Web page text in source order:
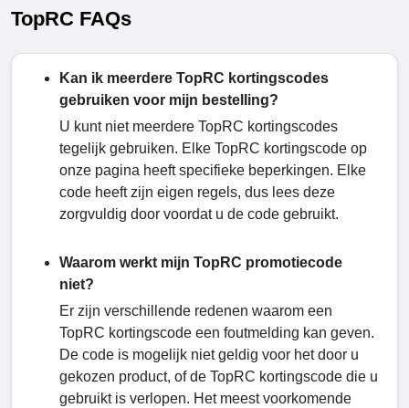
TopRC FAQs
Kan ik meerdere TopRC kortingscodes
gebruiken voor mijn bestelling?
U kunt niet meerdere TopRC kortingscodes
tegelijk gebruiken. Elke TopRC kortingscode op
onze pagina heeft specifieke beperkingen. Elke
code heeft zijn eigen regels, dus lees deze
zorgvuldig door voordat u de code gebruikt.
Waarom werkt mijn TopRC promotiecode
niet?
Er zijn verschillende redenen waarom een ​​
TopRC kortingscode een foutmelding kan geven.
De code is mogelijk niet geldig voor het door u
gekozen product, of de TopRC kortingscode die u
gebruikt is verlopen. Het meest voorkomende